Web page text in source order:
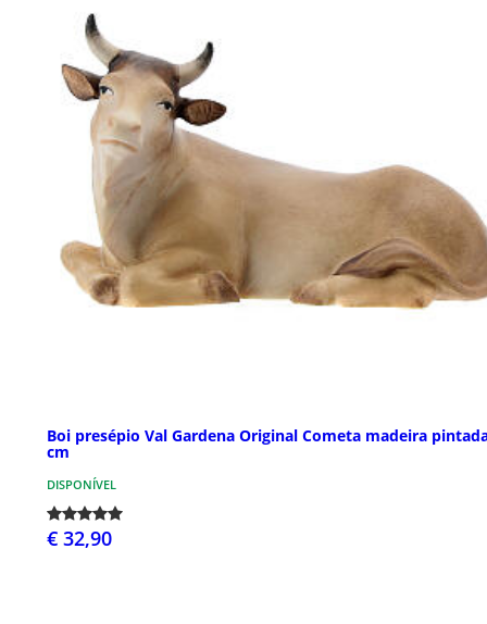
Boi presépio Val Gardena Original Cometa madeira
cm
DISPONÍVEL
€ 32,90